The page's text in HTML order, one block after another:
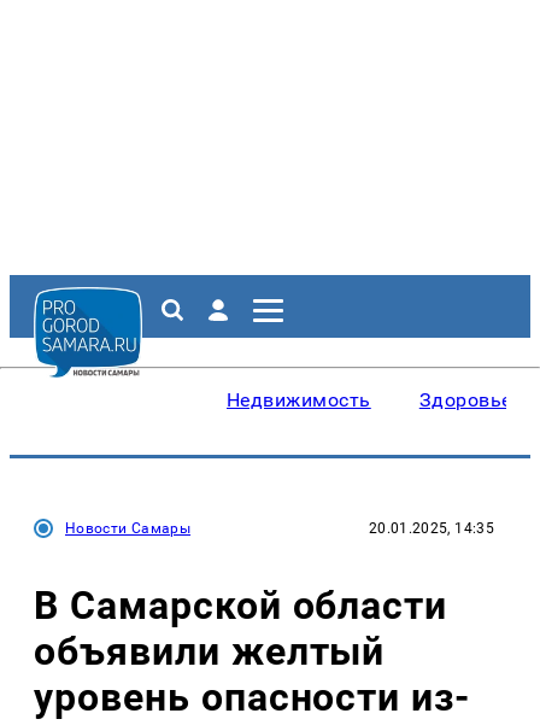
Недвижимость Здоровье
Новости Самары 20.01.2025, 14:35
В Самарской области
объявили желтый
уровень опасности из-